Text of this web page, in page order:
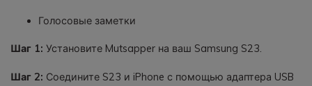
Голосовые заметки
Шаг 1: Установите Mutsapper на ваш Samsung S23.
Шаг 2: Соедините S23 и iPhone с помощью адаптера USB